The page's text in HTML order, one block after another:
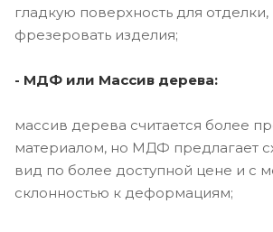
гладкую поверхность для отделки,
фрезеровать изделия;
- МДФ или Массив дерева:
массив дерева считается более
материалом, но МДФ предлагает
вид по более доступной цене и с
склонностью к деформациям;